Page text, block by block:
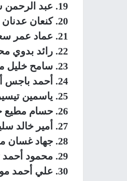
19. عبد الرحمن سامي عبد الرحمن سمارة – بروقين – 6 أشهر
20. كنعان عدنان عبد الرحمن سمارة – بروقين – 6 أشهر
21. عماد عمر سعيد أبو الهيجا – جنين – 3 أشهر
22. رائد بدوي محمد حمدان – خربة الطبق – 6 أشهر
23. سامح خليل موسى أبو علي – قلقيلية – 6 أشهر
24. أحمد باجس أحمد حجاج – بيت ريما – 4 أشهر
25. ياسمين تيسير عبد الرحمن شعبان – الجلمة – 4 أشهر
26. حسام مطيع خليل عالول – نابلس – 4 أشهر
27. أمير خالد سليم شريم – قلقيلية – 3.5 أشهر
28. جهاد غسان ماجد ضراغمة – سبسطية – 5.5 أشهر
29. محمود أحمد توفيق عزة – نور شمس – 5 أشهر
30. علي أحمد موسى مسيمي – نابلس – 6 أشهر